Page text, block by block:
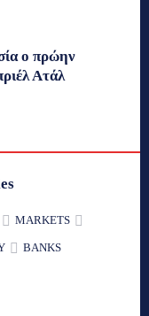
ο πρώην
Ατάλ
MARKETS
BANKS